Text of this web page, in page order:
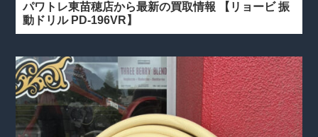
パワトレ東苗穂店から最新の買取情報
【リョービ 振
動ドリル PD-196VR】